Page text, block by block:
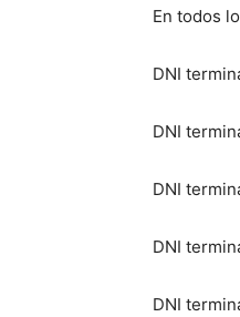
En todos
DNI
DNI
DNI
DNI
DNI